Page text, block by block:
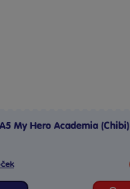
My Hero Academia (Chibi)